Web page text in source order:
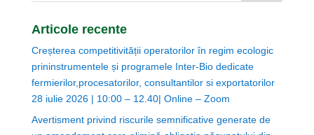
Articole recente
Creșterea competitivității operatorilor în regim ecologic
prininstrumentele și programele Inter-Bio dedicate
fermierilor,procesatorilor, consultantilor si exportatorilor
28 iulie 2026 | 10:00 – 12.40| Online – Zoom
Avertisment privind riscurile semnificative generate de